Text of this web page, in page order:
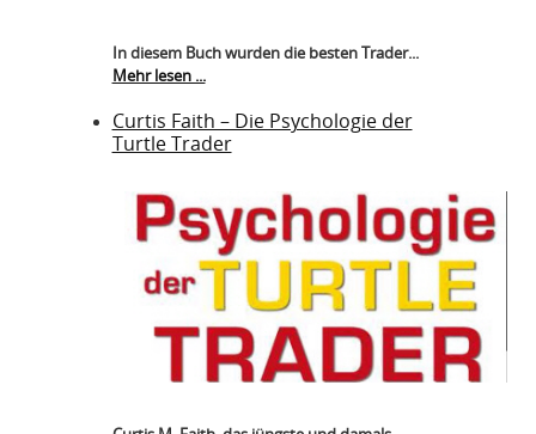
In diesem Buch wurden die besten Trader...
Mehr lesen ...
Curtis Faith – Die Psychologie der
Turtle Trader